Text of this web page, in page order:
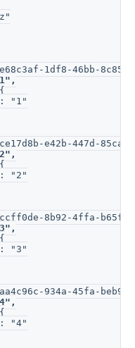
1df8-46bb-8c85-
"1"
e42b-447d-85ca-
"2"
8b92-4ffa-b65f-
"3"
934a-45fa-beb9-
"4"